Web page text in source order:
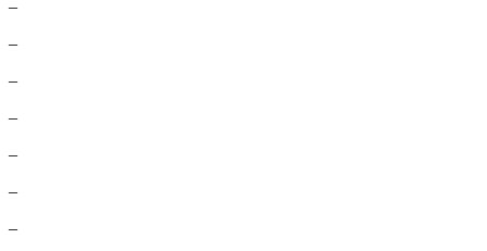
–
–
–
–
–
–
–